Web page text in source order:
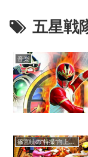
五星戦
音楽
篠宮暁の“特撮”向上委員会